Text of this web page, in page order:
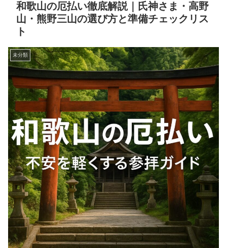
和歌山の厄払い徹底解説｜氏神さま・高野
山・熊野三山の選び方と準備チェックリス
ト
未分類